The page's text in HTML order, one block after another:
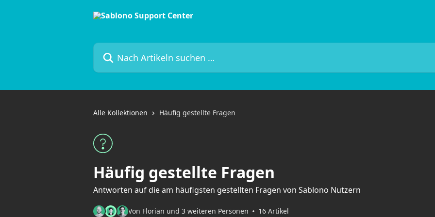
Nach Artikeln suchen …
Alle Kollektionen Häufig gestellte Fragen
Häufig gestellte Fragen
Antworten auf die am häufigsten gestellten Fragen von Sablono Nutzern
Von Florian und 3 weiteren Personen 16 Artikel